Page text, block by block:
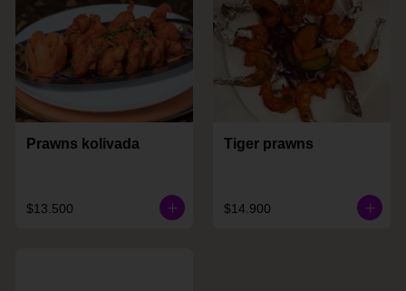
Prawns kolivada
$13.500
Tiger prawns
$14.900